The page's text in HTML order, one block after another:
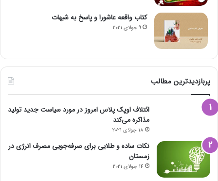
کتاب واقعه عاشورا و پاسخ به شبهات
9 جولای 2021
پربازدیدترین مطالب
ائتلاف اوپک پلاس امروز در مورد سیاست جدید تولید
مذاکره می‌کند
18 جولای 2021
نکات ساده و طلایی برای صرفه‌جویی مصرف انرژی در
زمستان
14 جولای 2021